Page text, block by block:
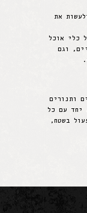
את
כלי אוכל
וגם
ותנורים
יחד עם כל
בשטח,